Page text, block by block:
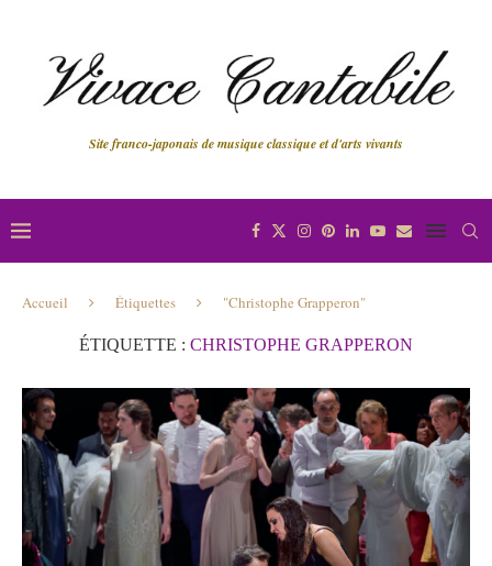
Site franco-japonais de musique classique et d'arts vivants
Accueil Étiquettes "Christophe Grapperon"
ÉTIQUETTE : CHRISTOPHE GRAPPERON